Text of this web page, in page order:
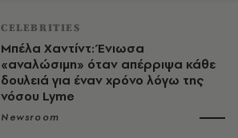
CELEBRITIES
Μπέλα Χαντίντ: Ένιωσα
«αναλώσιμη» όταν απέρριψα κάθε
δουλειά για έναν χρόνο λόγω της
νόσου Lyme
Newsroom